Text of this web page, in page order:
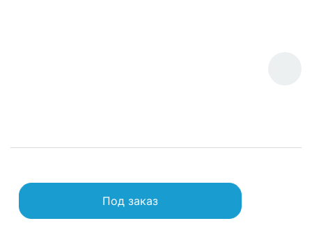
Под заказ